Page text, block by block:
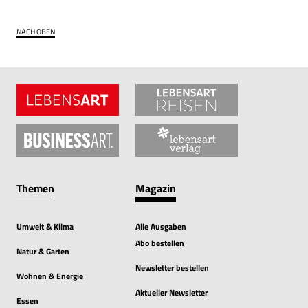
NACH OBEN
Themen
Umwelt & Klima
Natur & Garten
Wohnen & Energie
Essen
Magazin
Alle Ausgaben
Abo bestellen
Newsletter bestellen
Aktueller Newsletter